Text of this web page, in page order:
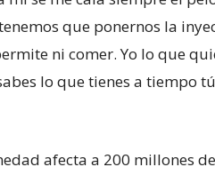
que ponernos la
ni comer. Yo lo que
lo que tienes a tiempo
afecta a 200 millones